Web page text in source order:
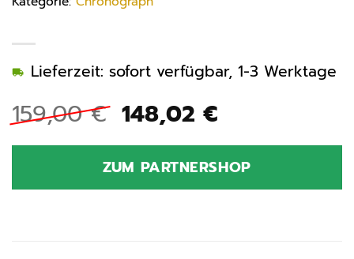
159,00€ Ursprünglicher
Preis
war:
159,00 €
148,02 €Aktueller
ist:
148,02 €.
Lieferzeit: sofort verfügbar, 1-3 Werktage
ZUM PARTNERSHOP